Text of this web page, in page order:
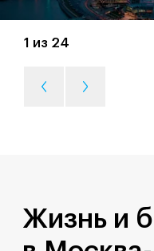
1 из 24
Жизнь и